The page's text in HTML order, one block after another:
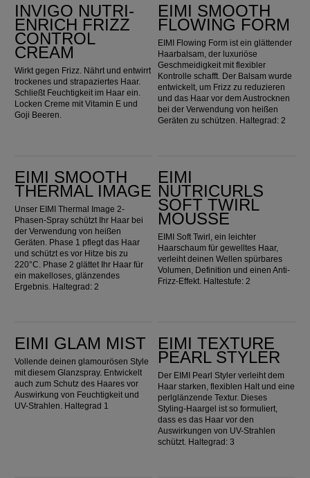
INVIGO NUTRI-
ENRICH FRIZZ
CONTROL
CREAM
Wirkt gegen Frizz. Nährt und entwirrt
trockenes und strapaziertes Haar.
Schließt Feuchtigkeit im Haar ein.
Locken Creme mit Vitamin E und
Goji Beeren.
EIMI SMOOTH
FLOWING FORM
EIMI Flowing Form ist ein glättender
Haarbalsam, der luxuriöse
Geschmeidigkeit mit flexibler
Kontrolle schafft. Der Balsam wurde
entwickelt, um Frizz zu reduzieren
und das Haar vor dem Austrocknen
bei der Verwendung von heißen
Geräten zu schützen. Haltegrad: 2
EIMI SMOOTH
THERMAL IMAGE
Unser EIMI Thermal Image 2-
Phasen-Spray schützt Ihr Haar bei
der Verwendung von heißen
Geräten. Phase 1 pflegt das Haar
und schützt es vor Hitze bis zu
220°C. Phase 2 glättet Ihr Haar für
ein makelloses, glänzendes
Ergebnis. Haltegrad: 2
EIMI
NUTRICURLS
SOFT TWIRL
MOUSSE
EIMI Soft Twirl, ein leichter
Haarschaum für gewelltes Haar,
verleiht deinen Wellen spürbares
Volumen, Definition und einen Anti-
Frizz-Effekt. Haltestufe: 2
EIMI GLAM MIST
Vollende deinen glamourösen Style
mit diesem Glanzspray. Entwickelt
auch zum Schutz des Haares vor
Auswirkung von Feuchtigkeit und
UV-Strahlen. Haltegrad 1
EIMI TEXTURE
PEARL STYLER
Der EIMI Pearl Styler verleiht dem
Haar starken, flexiblen Halt und eine
perlglänzende Textur. Dieses
Styling-Haargel ist so formuliert,
dass es das Haar vor den
Auswirkungen von UV-Strahlen
schützt. Haltegrad: 3